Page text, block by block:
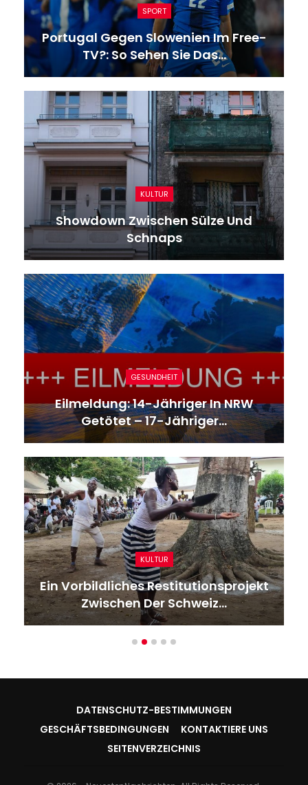
SPORT
Portugal Gegen Slowenien Im Free-
TV?: So Sehen Sie Das…
KULTUR
Showdown Zwischen Sülze Und
Schnaps
GESUNDHEIT
Eilmeldung: 14-Jähriger In NRW
Getötet – 17-Jähriger…
KULTUR
Ein Vorbildliches Restitutionsprojekt
Zwischen Der Schweiz…
DATENSCHUTZ-BESTIMMUNGEN
GESCHÄFTSBEDINGUNGEN
KONTAKTIERE UNS
SEITENVERZEICHNIS